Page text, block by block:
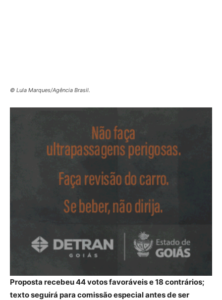
© Lula Marques/Agência Brasil.
Proposta recebeu 44 votos favoráveis e 18 contrários;
texto seguirá para comissão especial antes de ser